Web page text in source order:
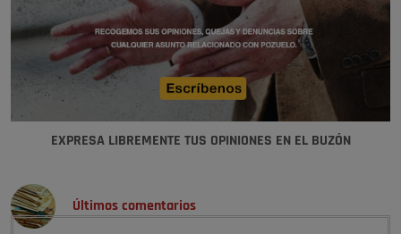
EXPRESA LIBREMENTE TUS OPINIONES EN EL BUZÓN
Últimos comentarios